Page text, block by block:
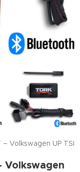
Volkswagen UP TSI
Volkswagen